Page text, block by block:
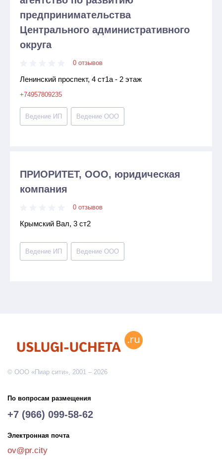
предпринимательства
Центрального административного
округа
0 отзывов
Ленинский проспект, 4 ст1а - 2 этаж
+74957809235
Ведение ИП Ведение ООО
ПРИОРИТЕТ, ООО, юридическая
компания
0 отзывов
Крымский Вал, 3 ст2
Ведение ИП Ведение ООО
© ООО «Пиар сити», 2001 – 2026
По вопросам размещения
+7 (966) 099-58-62
Электронная почта
ov@pr.city